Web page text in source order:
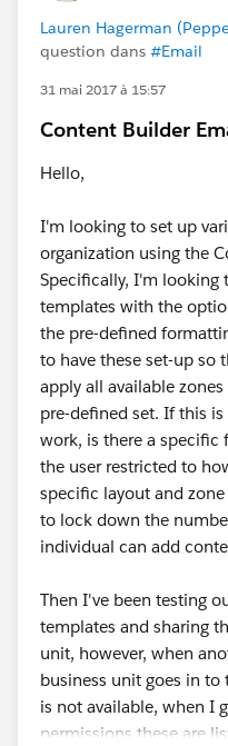
Lauren Hagerman
question dans #Email
31 mai 2017 à 15:57
Content Builder
Hello,
I'm looking to set up
organization using the
Specifically, I'm looking
templates with the
the pre-defined
to have these set-up so
apply all available
pre-defined set. If this
work, is there a specific
the user restricted to
specific layout and
to lock down the
individual can add
Then I've been testing
templates and sharing
unit, however, when
business unit goes in
is not available, when I
permissions these are